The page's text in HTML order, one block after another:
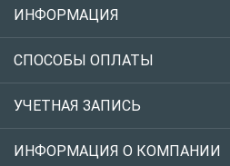
ИНФОРМАЦИЯ
СПОСОБЫ ОПЛАТЫ
УЧЕТНАЯ ЗАПИСЬ
ИНФОРМАЦИЯ О КОМПАНИИ